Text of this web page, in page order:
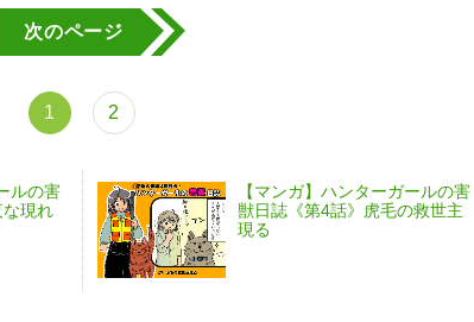
次のページ
1 2
ルの害
現れ
【マンガ】ハンターガールの害
獣日誌《第4話》虎毛の救世主
現る